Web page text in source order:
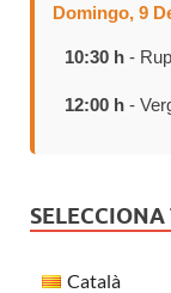
Domingo, 9
10:30 h -
12:00 h -
Català